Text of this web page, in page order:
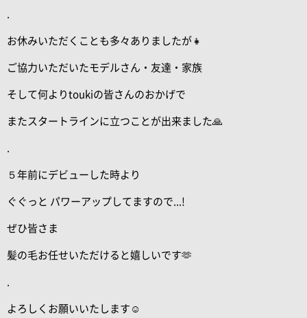
.
お休みいただくことも多々ありましたが👧
ご協力いただいたモデルさん・友達・家族
そして何よりtoukiの皆さんのおかげで
またスタートラインに立つことが出来ました🙏
.
５年前にデビューした時より
ぐぐっと パワーアップしてますので...!
ぜひ皆さま
髪の毛お任せいただけると嬉しいです🫶
.
よろしくお願いいたします☺️